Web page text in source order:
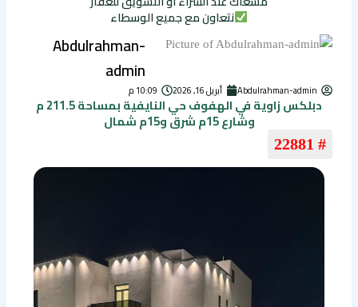
نتعاون مع جميع الوسطاء
Abdulrahman-
admin
Abdulrahman-admin أبريل 16, 2026 10:09 م
دبلكس زاوية في الهفوف حي النايفية بمساحة 211.5 م
وشارع 15م شرق و15م شمال
# 22881